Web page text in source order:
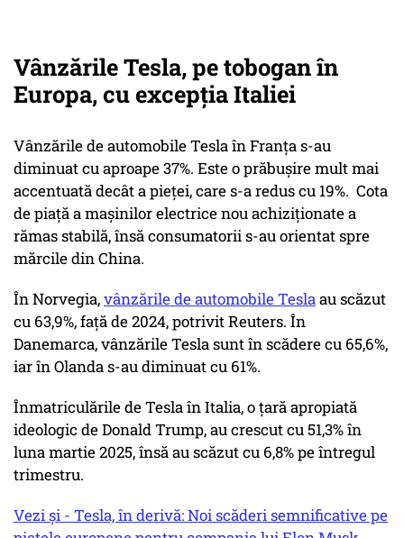
Vânzările Tesla, pe tobogan în
Europa, cu excepția Italiei
Vânzările de automobile Tesla în Franța s-au
diminuat cu aproape 37%. Este o prăbușire mult mai
accentuată decât a pieței, care s-a redus cu 19%. Cota
de piață a mașinilor electrice nou achiziționate a
rămas stabilă, însă consumatorii s-au orientat spre
mărcile din China.
În Norvegia,vânzările de automobile Teslaau scăzut
cu 63,9%, față de 2024, potrivit Reuters. În
Danemarca, vânzările Tesla sunt în scădere cu 65,6%,
iar în Olanda s-au diminuat cu 61%.
Înmatriculările de Tesla în Italia, o țară apropiată
ideologic de Donald Trump, au crescut cu 51,3% în
luna martie 2025, însă au scăzut cu 6,8% pe întregul
trimestru.
Vezi și - Tesla, în derivă: Noi scăderi semnificative pe